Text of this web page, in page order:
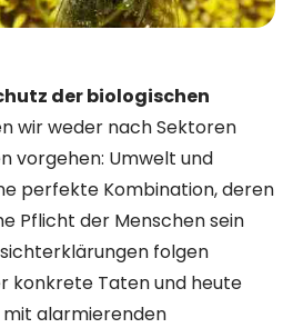
der biologischen
wir weder nach Sektoren
vorgehen: Umwelt und
perfekte Kombination, deren
Pflicht der Menschen sein
folgen
konkrete Taten und heute
mit alarmierenden